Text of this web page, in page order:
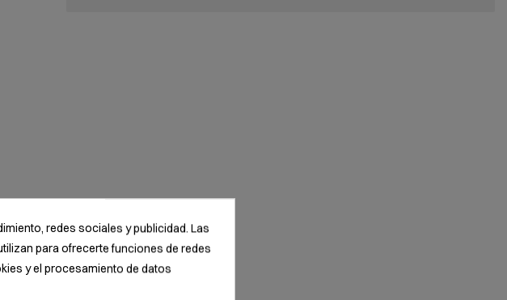
redes sociales y publicidad. Las
para ofrecerte funciones de redes
y el procesamiento de datos